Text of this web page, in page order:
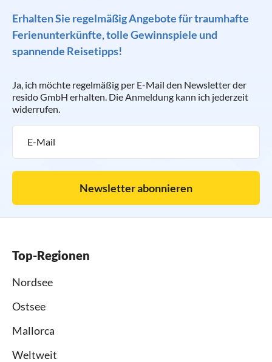
Erhalten Sie regelmäßig Angebote für traumhafte
Ferienunterkünfte, tolle Gewinnspiele und
spannende Reisetipps!
Ja, ich möchte regelmäßig per E-Mail den Newsletter der
resido GmbH erhalten. Die Anmeldung kann ich jederzeit
widerrufen.
Newsletter abonnieren
Top-Regionen
Nordsee
Ostsee
Mallorca
Weltweit